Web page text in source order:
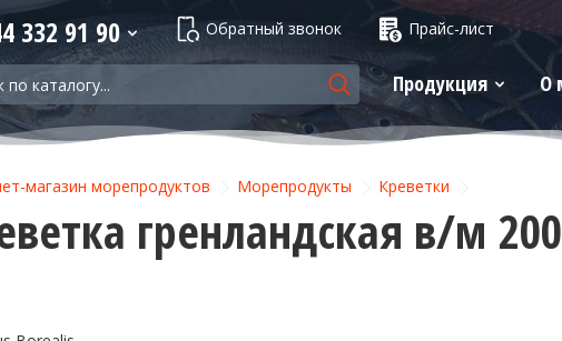
332 91 90 Обратный звонок Прайс-лист
Продукция О
магазин морепродуктов Морепродукты Креветки
гренландская в/м